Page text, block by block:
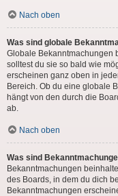
Nach oben
Was sind globale
Globale Bekanntmachungen
solltest du sie so bald wie
erscheinen ganz oben in
Bereich. Ob du eine globale
hängt von den durch die
ab.
Nach oben
Was sind
Bekanntmachungen
des Boards, in dem du dich
Bekanntmachungen